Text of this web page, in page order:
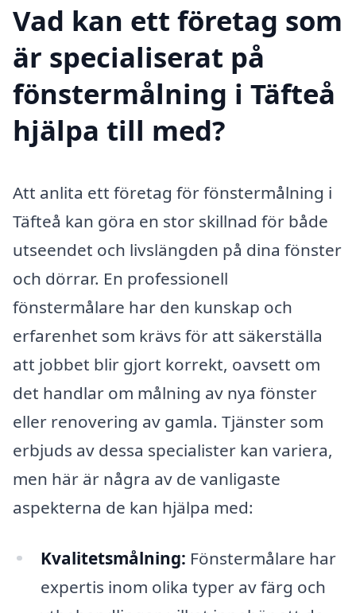
Vad kan ett företag som
är specialiserat på
fönstermålning i Täfteå
hjälpa till med?
Att anlita ett företag för fönstermålning i
Täfteå kan göra en stor skillnad för både
utseendet och livslängden på dina fönster
och dörrar. En professionell
fönstermålare har den kunskap och
erfarenhet som krävs för att säkerställa
att jobbet blir gjort korrekt, oavsett om
det handlar om målning av nya fönster
eller renovering av gamla. Tjänster som
erbjuds av dessa specialister kan variera,
men här är några av de vanligaste
aspekterna de kan hjälpa med:
Kvalitetsmålning: Fönstermålare har
expertis inom olika typer av färg och